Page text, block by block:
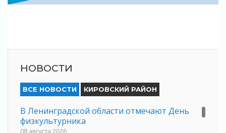
НОВОСТИ
ВСЕ НОВОСТИ КИРОВСКИЙ РАЙОН
В Ленинградской области отмечают День
физкультурника
08 августа 2026